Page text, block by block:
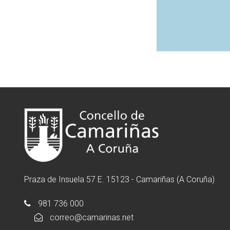
Praza de Insuela 57 E. 15123 - Camariñas (A Coruña)
981 736 000
correo@camarinas.net